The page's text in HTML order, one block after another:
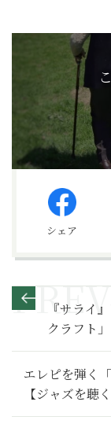
シェア
『サライ
クラフト
エレピを弾く
【ジャズを聴
への道57】